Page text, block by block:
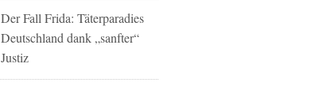
Der Fall Frida: Täterparadies
Deutschland dank „sanfter“
Justiz